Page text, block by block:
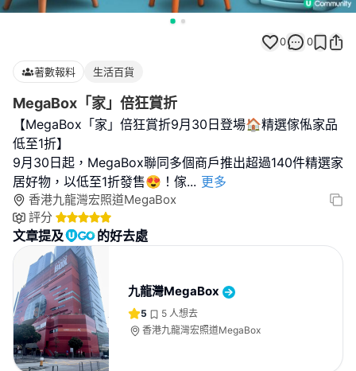
0 0
著數報料 生活百貨
MegaBox「家」倍狂賞折
【MegaBox「家」倍狂賞折9月30日登場🏠精選傢俬家品
低至1折】
9月30日起，MegaBox聯同多個商戶推出超過140件精選家
居好物，以低至1折發售😍！傢... 更多
香港九龍灣宏照道MegaBox
評分
文章提及 的好去處
九龍灣MegaBox
5 5 人想去
香港九龍灣宏照道MegaBox